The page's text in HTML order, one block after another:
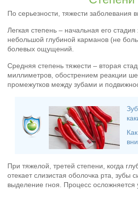
По серьезности, тяжести заболевания
Легкая степень – начальная его
небольшой глубиной карманов (не
болевых ощущений.
Средняя степень тяжести – вторая
миллиметров, обострением реакции
промежутков между зубами и
При тяжелой, третей степени, когда
отекает слизистая оболочка рта,
выделение гноя. Процесс